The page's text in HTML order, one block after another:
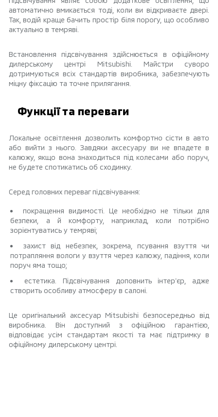
автоматично вмикається тоді, коли ви відкриваєте двері.
Так, водій краще бачить простір біля порогу, що особливо
актуально в темряві.
Встановлення підсвічування здійснюється в офіційному
дилерському центрі Mitsubishi. Майстри суворо
дотримуються всіх стандартів виробника, забезпечують
міцну фіксацію та точне прилягання.
Функції та переваги
Локальне освітлення дозволить комфортно сісти в авто
або вийти з нього. Завдяки аксесуару ви не впадете в
калюжу, якщо вона знаходиться під колесами або поруч,
не будете спотикатись об сходинку.
Серед головних переваг підсвічування:
покращення видимості. Це необхідно не тільки для
безпеки, а й комфорту, наприклад, коли потрібно
зорієнтуватись у темряві;
захист від небезпек, зокрема, псування взуття чи
потрапляння вологи у взуття через калюжу, падіння, коли
поруч яма тощо;
естетика. Підсвічування доповнить інтерʼєр, адже
створить особливу атмосферу в салоні.
Це оригінальний аксесуар Mitsubishi безпосередньо від
виробника. Він доступний з офіційною гарантією,
відповідає усім стандартам якості та має підтримку в
офіційному дилерському центрі.